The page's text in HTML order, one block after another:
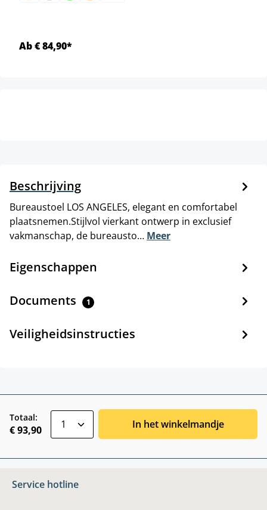
Ab € 84,90*
Beschrijving
Bureaustoel LOS ANGELES, elegant en comfortabel
plaatsnemen.Stijlvol vierkant ontwerp in exclusief
vakmanschap, de bureausto… Meer
Eigenschappen
Documents 1
Veiligheidsinstructies
Totaal:
€ 93,90 In het winkelmandje
Service hotline